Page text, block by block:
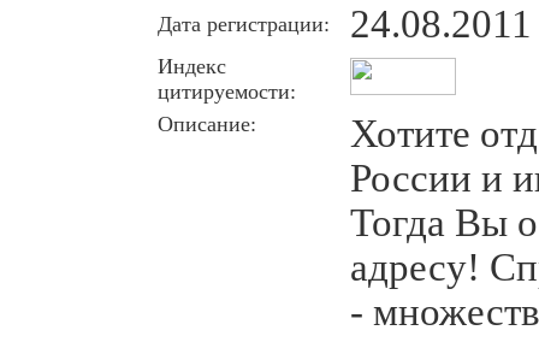
Дата регистрации:
24.08.2011
Индекс
цитируемости:
Описание:
Хотите
России и
Тогда Вы
адресу!
-